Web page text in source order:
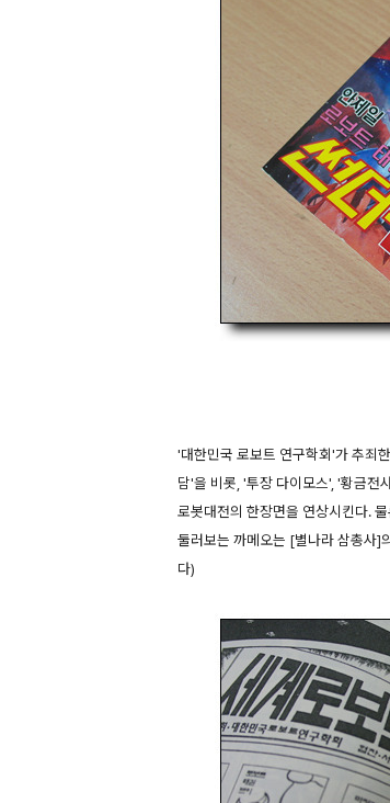
'대한민국 로보트 연구학회'가 추죄
담'을 비롯, '투장 다이모스', '황금전
로봇대전의 한장면을 연상시킨다.
둘러보는 까메오는 [별나라 삼총사]
다)